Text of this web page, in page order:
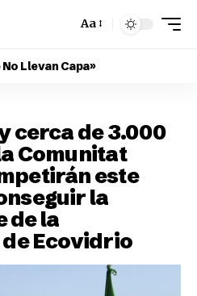
Aa
Llevan Capa»
cerca de 3.000
Comunitat
este
la
de la
Ecovidrio